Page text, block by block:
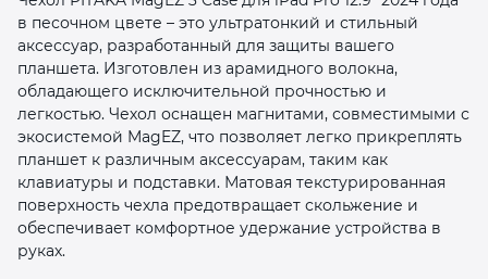
в песочном цвете – это ультратонкий и стильный
аксессуар, разработанный для защиты вашего
планшета. Изготовлен из арамидного волокна,
обладающего исключительной прочностью и
легкостью. Чехол оснащен магнитами, совместимыми с
экосистемой MagEZ, что позволяет легко прикреплять
планшет к различным аксессуарам, таким как
клавиатуры и подставки. Матовая текстурированная
поверхность чехла предотвращает скольжение и
обеспечивает комфортное удержание устройства в
руках.
раз в 2 недели